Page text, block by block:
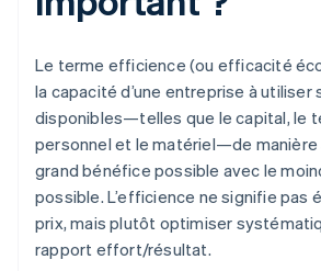
Le terme efficience (ou efficacité
la capacité d’une entreprise à utiliser
disponibles—telles que le capital, le
personnel et le matériel—de manière
grand bénéfice possible avec le
possible. L’efficience ne signifie pas
prix, mais plutôt optimiser
rapport effort/résultat.